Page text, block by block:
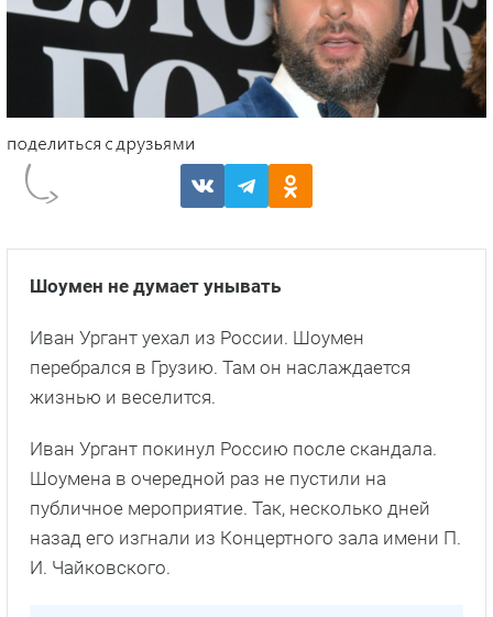
Шоумен не думает унывать
Иван Ургант уехал из России. Шоумен
перебрался в Грузию. Там он наслаждается
жизнью и веселится.
Иван Ургант покинул Россию после скандала.
Шоумена в очередной раз не пустили на
публичное мероприятие. Так, несколько дней
назад его изгнали из Концертного зала имени П.
И. Чайковского.